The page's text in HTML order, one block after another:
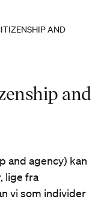
AND
and
and agency) kan
lige fra
vi som individer